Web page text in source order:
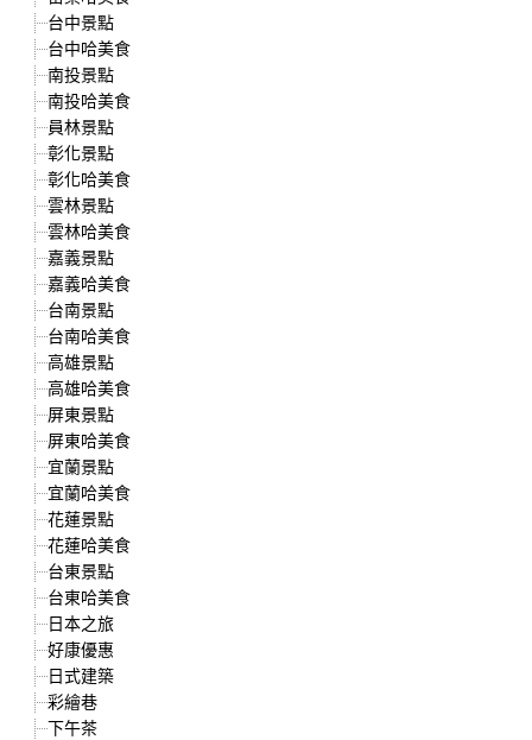
台中景點
台中哈美食
南投景點
南投哈美食
員林景點
彰化景點
彰化哈美食
雲林景點
雲林哈美食
嘉義景點
嘉義哈美食
台南景點
台南哈美食
高雄景點
高雄哈美食
屏東景點
屏東哈美食
宜蘭景點
宜蘭哈美食
花蓮景點
花蓮哈美食
台東景點
台東哈美食
日本之旅
好康優惠
日式建築
彩繪巷
下午茶